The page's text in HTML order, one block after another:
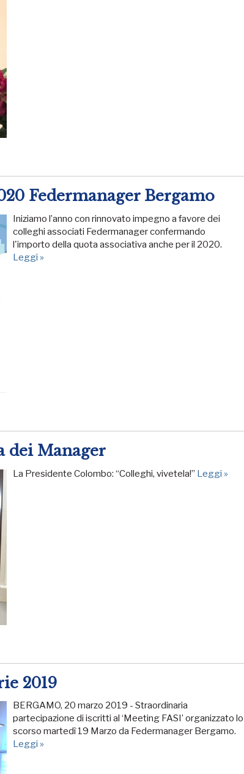
Federmanager Bergamo
Iniziamo l’anno con rinnovato impegno a favore dei
colleghi associati Federmanager confermando
l'importo della quota associativa anche per il 2020.
Leggi »
dei Manager
La Presidente Colombo: “Colleghi, vivetela!” Leggi »
2019
BERGAMO, 20 marzo 2019 - Straordinaria
partecipazione di iscritti al ‘Meeting FASI’ organizzato lo
scorso martedì 19 Marzo da Federmanager Bergamo.
Leggi »